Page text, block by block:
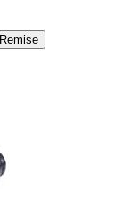
Remise